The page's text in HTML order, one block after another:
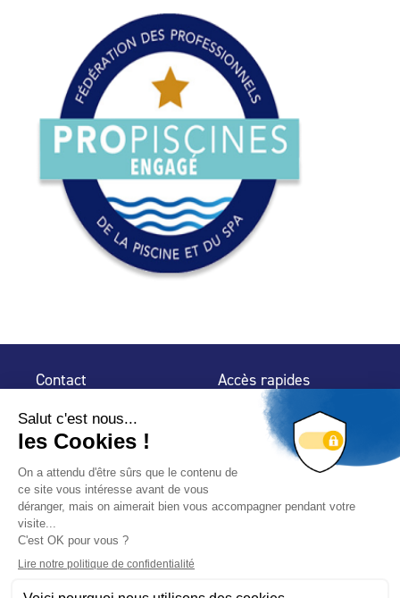
Contact
32 rue de Mogador
75 009 Paris
Accès rapides
Espace Presse
Trouver un
professionnel
Nous suivre